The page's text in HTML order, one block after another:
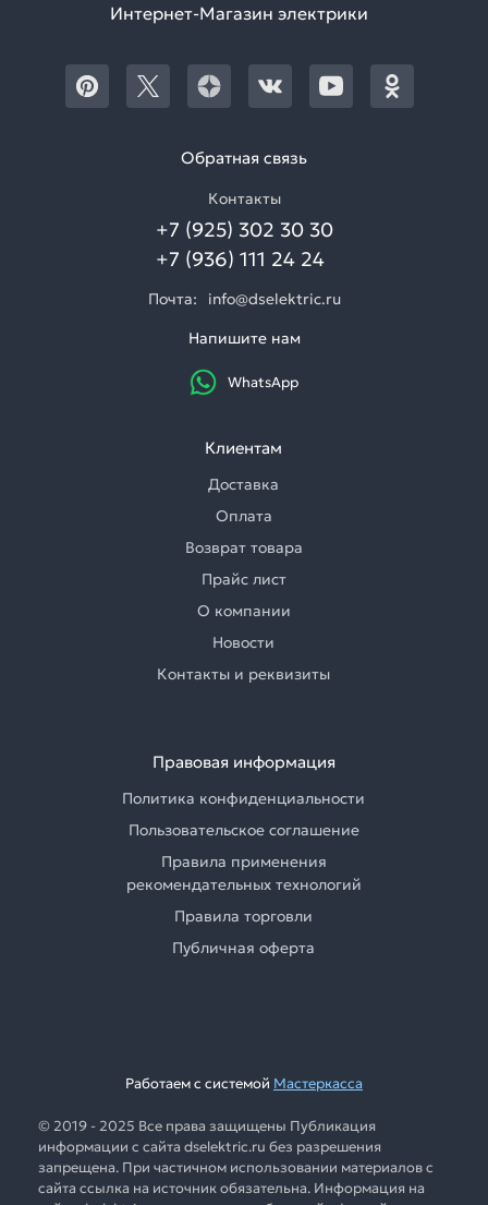
Интернет-Магазин электрики
Обратная связь
Контакты
+7 (925) 302 30 30
+7 (936) 111 24 24
Почта:
info@dselektric.ru
Напишите нам
WhatsApp
Клиентам
Доставка
Оплата
Возврат товара
Прайс лист
О компании
Новости
Контакты и реквизиты
Правовая информация
Политика конфиденциальности
Пользовательское соглашение
Правила применения
рекомендательных технологий
Правила торговли
Публичная оферта
Работаем с системой Мастеркасса
© 2019 - 2025 Все права защищены Публикация
информации с сайта dselektric.ru без разрешения
запрещена. При частичном использовании материалов с
сайта ссылка на источник обязательна. Информация на